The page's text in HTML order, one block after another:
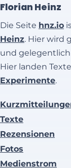
Florian Heinz
Die Seite hnz.io
Heinz. Hier wird
und
Hier landen
Experimente.
Texte
Rezensionen
Fotos
Medienstrom